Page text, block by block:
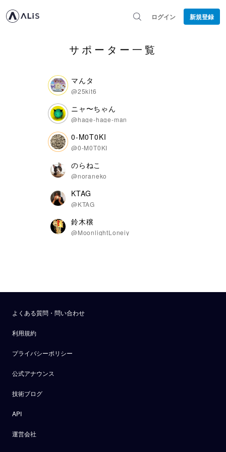
ログイン 新規登録
サポーター一覧
マんタ
@25kit6
ニャ〜ちゃん
@hage-hage-man
0-M0T0KI
@0-M0T0KI
のらねこ
@noraneko
KTAG
@KTAG
鈴木穣
@MoonlightLoneiy
よくある質問・問い合わせ
利用規約
プライバシーポリシー
公式アナウンス
技術ブログ
API
運営会社